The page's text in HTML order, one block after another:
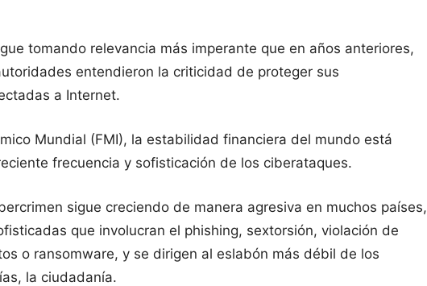
tomando relevancia más imperante que en años anteriores,
entendieron la criticidad de proteger sus
a Internet.
Mundial (FMI), la estabilidad financiera del mundo está
frecuencia y sofisticación de los ciberataques.
sigue creciendo de manera agresiva en muchos países,
que involucran el phishing, sextorsión, violación de
o ransomware, y se dirigen al eslabón más débil de los
la ciudadanía.